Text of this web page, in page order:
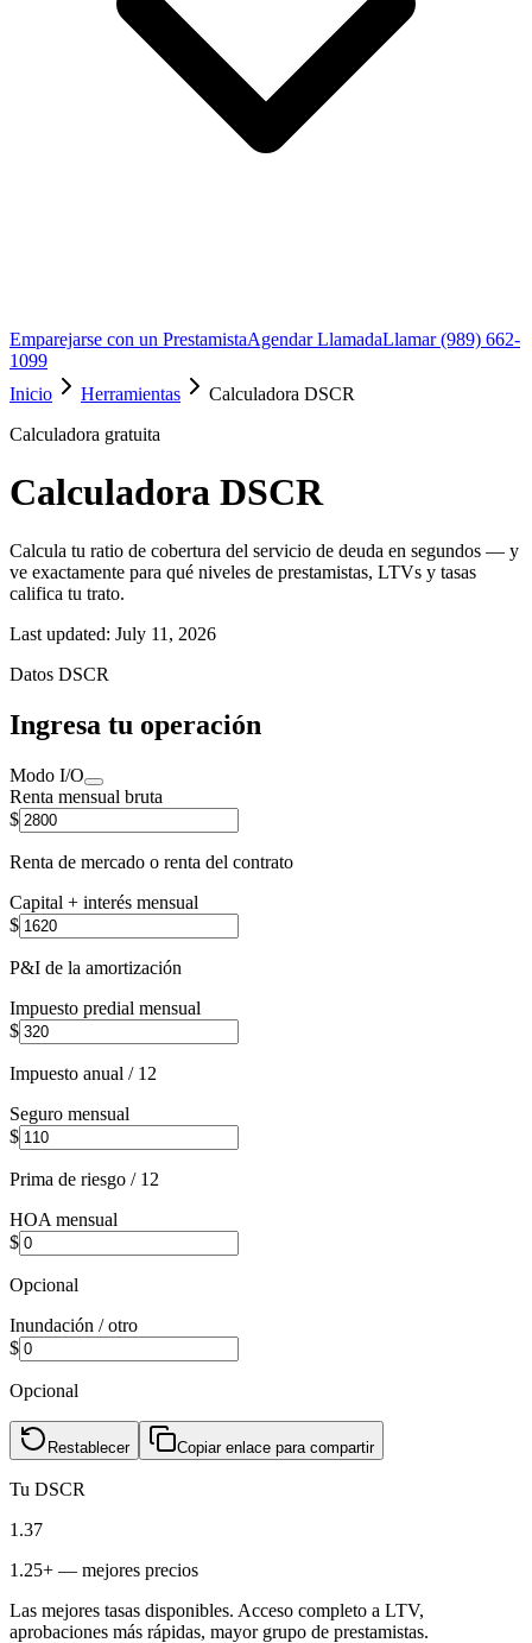
Emparejarse con un PrestamistaAgendar LlamadaLlamar (989) 662-
1099
Inicio
Herramientas
Calculadora DSCR
Calculadora gratuita
Calculadora DSCR
Calcula tu ratio de cobertura del servicio de deuda en segundos — y
ve exactamente para qué niveles de prestamistas, LTVs y tasas
califica tu trato.
Last updated: July 11, 2026
Datos DSCR
Ingresa tu operación
Modo I/O
Renta mensual bruta
$
Renta de mercado o renta del contrato
Capital + interés mensual
$
P&I de la amortización
Impuesto predial mensual
$
Impuesto anual / 12
Seguro mensual
$
Prima de riesgo / 12
HOA mensual
$
Opcional
Inundación / otro
$
Opcional
Restablecer Copiar enlace para compartir
Tu DSCR
1.37
1.25+ — mejores precios
Las mejores tasas disponibles. Acceso completo a LTV,
aprobaciones más rápidas, mayor grupo de prestamistas.